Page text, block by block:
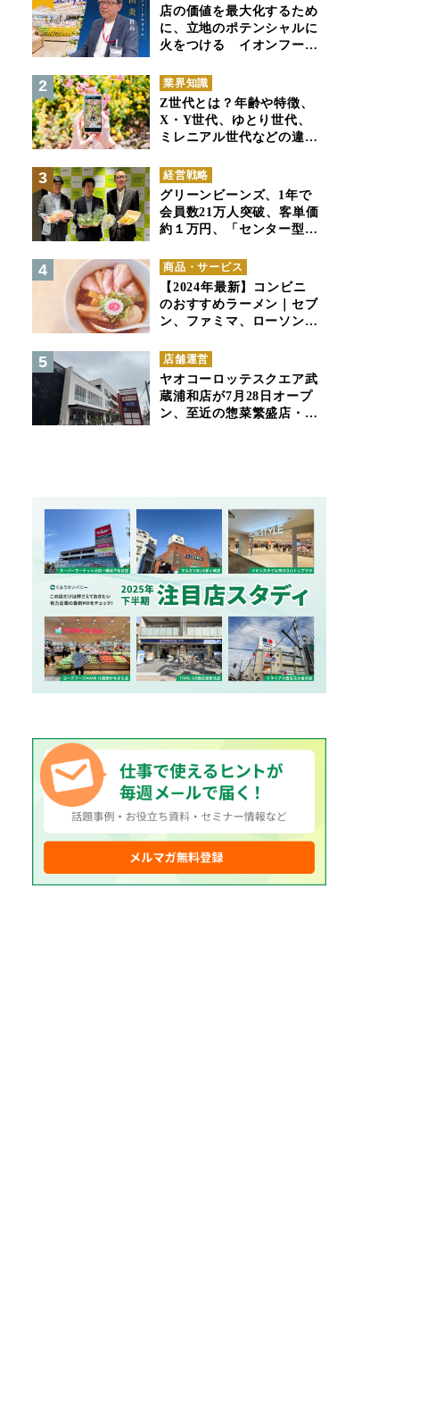
店の価値を最大化するため
に、立地のポテンシャルに
火をつける イオンフード
業界知識
Z世代とは？年齢や特徴、
X・Y世代、ゆとり世代、
ミレニアル世代などの違い
経営戦略
グリーンビーンズ、1年で
会員数21万人突破、客単価
約１万円、「センター型の
も成立できるか
商品・サービス
【2024年最新】コンビニ
のおすすめラーメン｜セブ
ン、ファミマ、ローソンの
店舗運営
ヤオコーロッテスクエア武
蔵浦和店が7月28日オープ
ン、至近の惣菜繁盛店・武